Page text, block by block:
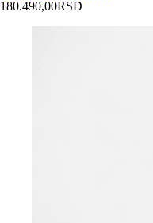
180.490,00RSD